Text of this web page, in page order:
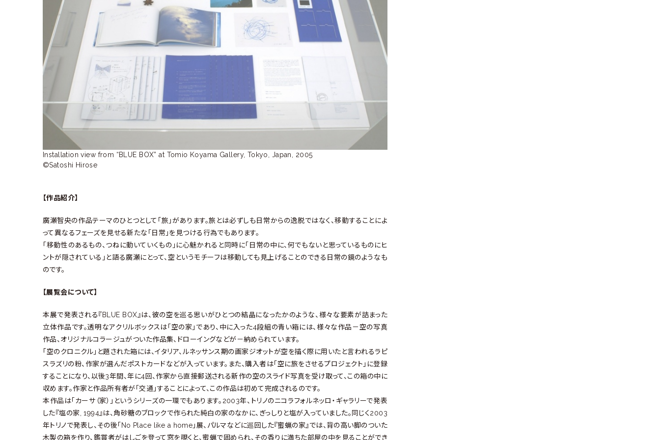
リ
ー
Installation view from “BLUE BOX” at Tomio Koyama Gallery, Tokyo, Japan, 2005
©Satoshi Hirose
【作品紹介】
廣瀬智央の作品テーマのひとつとして「旅」があります。旅とは必ずしも日常からの逸脱ではなく、移動することによ
って異なるフェーズを見せる新たな「日常」を見つける行為でもあります。
「移動性のあるもの、つねに動いていくもの」に心魅かれると同時に「日常の中に、何でもないと思っているものにヒ
ントが隠されている」と語る廣瀬にとって、空というモチーフは移動しても見上げることのできる日常の鏡のようなも
のです。
【展覧会について】
本展で発表される『BLUE BOX』は、彼の空を巡る思いがひとつの結晶になったかのような、様々な要素が詰まった
立体作品です。透明なアクリルボックスは「空の家」であり、中に入った4段組の青い箱には、様々な作品－空の写真
作品、オリジナルコラージュがついた作品集、ドローイングなどが－納められています。
「空のクロニクル」と題された箱には、イタリア、ルネッサンス期の画家ジオットが空を描く際に用いたと言われるラピ
スラズリの粉、作家が選んだポストカードなどが入っています。また、購入者は「空に旅をさせるプロジェクト」に登録
することになり、以後3年間、年に4回、作家から直接郵送される新作の空のスライド写真を受け取って、この箱の中に
収めます。作家と作品所有者が「交通」することによって、この作品は初めて完成されるのです。
本作品は「カーサ（家）」というシリーズの一環でもあります。2003年、トリノのニコラフォルネッロ・ギャラリーで発表
した『塩の家, 1994』は、角砂糖のブロックで作られた純白の家のなかに、ぎっしりと塩が入っていました。同じく2003
年トリノで発表し、その後「No Place like a home」展、パルマなどに巡回した『蜜蝋の家』では、背の高い脚のついた
木製の箱を作り、鑑賞者がはしごを登って窓を覗くと、蜜蝋で固められ、その香りに満ちた部屋の中を見ることができ